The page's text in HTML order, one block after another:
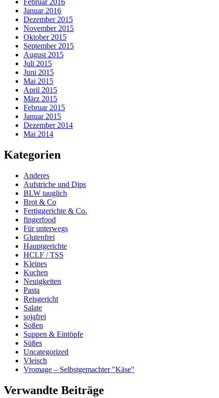
Februar 2016
Januar 2016
Dezember 2015
November 2015
Oktober 2015
September 2015
August 2015
Juli 2015
Juni 2015
Mai 2015
April 2015
März 2015
Februar 2015
Januar 2015
Dezember 2014
Mai 2014
Kategorien
Anderes
Aufstriche und Dips
BLW tauglich
Brot & Co
Fertiggerichte & Co.
fingerfood
Für unterwegs
Glutenfrei
Hauptgerichte
HCLF / TSS
Kleines
Kuchen
Neuigkeiten
Pasta
Reisgericht
Salate
sojafrei
Soßen
Suppen & Eintöpfe
Süßes
Uncategorized
Vleisch
Vromage – Selbstgemachter "Käse"
Verwandte Beiträge